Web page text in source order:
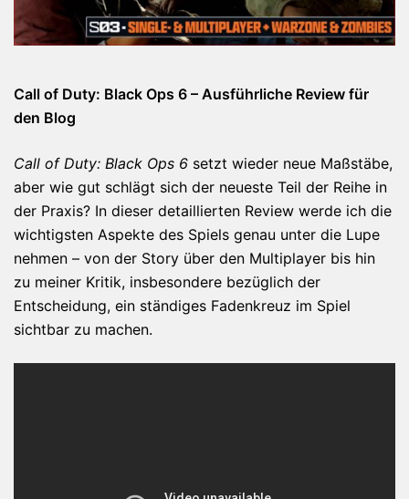
Call of Duty: Black Ops 6 – Ausführliche Review für
den Blog
Call of Duty: Black Ops 6 setzt wieder neue Maßstäbe,
aber wie gut schlägt sich der neueste Teil der Reihe in
der Praxis? In dieser detaillierten Review werde ich die
wichtigsten Aspekte des Spiels genau unter die Lupe
nehmen – von der Story über den Multiplayer bis hin
zu meiner Kritik, insbesondere bezüglich der
Entscheidung, ein ständiges Fadenkreuz im Spiel
sichtbar zu machen.